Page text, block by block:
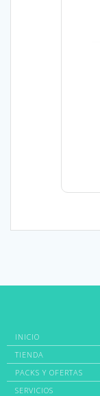
INICIO
TIENDA
PACKS Y OFERTAS
SERVICIOS